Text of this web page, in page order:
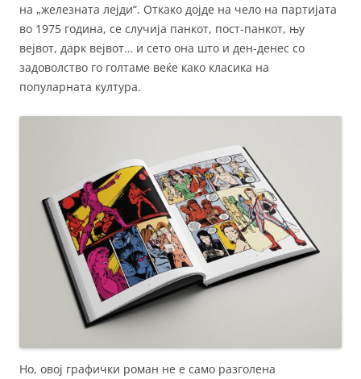
на „железната лејди“. Откако дојде на чело на партијата
во 1975 година, се случија панкот, пост-панкот, њу
вејвот, дарк вејвот… и сето она што и ден-денес со
задоволство го голтаме веќе како класика на
популарната култура.
Но, овој графички роман не е само разголена